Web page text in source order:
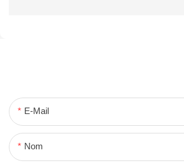
E-Mail
Nom